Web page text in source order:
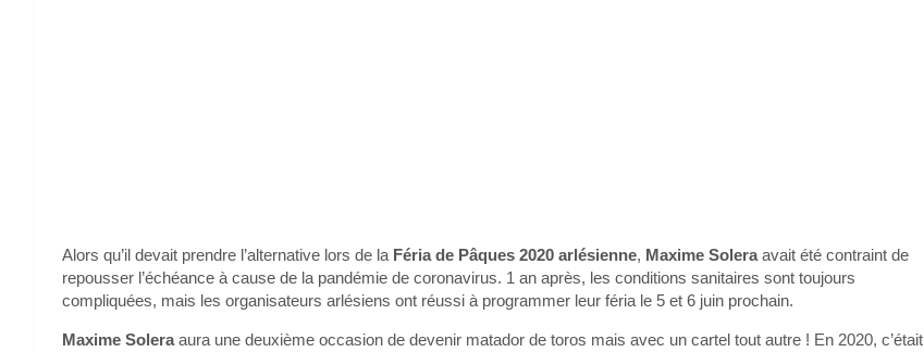
Alors qu’il devait prendre l’alternative lors de la Féria de Pâques 2020 arlésienne, Maxime Soleraavait été contraint de
repousser l’échéance à cause de la pandémie de coronavirus. 1 an après, les conditions sanitaires sont toujours
compliquées, mais les organisateurs arlésiens ont réussi à programmer leur féria le 5 et 6 juin prochain.
Maxime Soleraaura une deuxième occasion de devenir matador de toros mais avec un cartel tout autre ! En 2020, c’était